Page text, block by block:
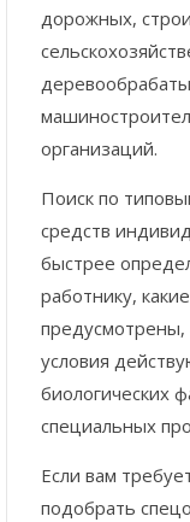
дорожных,
организаций.
Поиск по
средств
быстрее
работнику,
предусмотрены,
условия
биологических
специальных
Если вам
подобрать